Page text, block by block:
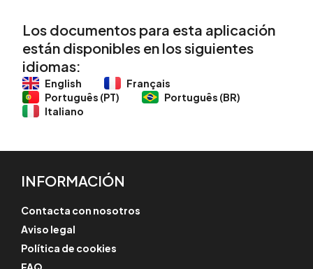
Los documentos para esta aplicación
están disponibles en los siguientes
idiomas:
English
Français
Português (PT)
Português (BR)
Italiano
INFORMACIÓN
Contacta con nosotros
Aviso legal
Política de cookies